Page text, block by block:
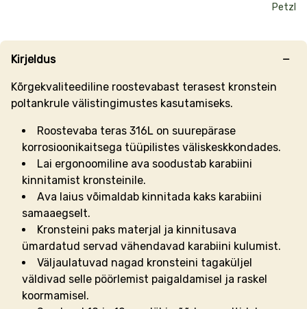
Petzl
Kirjeldus
Kõrgekvaliteediline roostevabast terasest kronstein
poltankrule välistingimustes kasutamiseks.
Roostevaba teras 316L on suurepärase
korrosioonikaitsega tüüpilistes väliskeskkondades.
Lai ergonoomiline ava soodustab karabiini
kinnitamist kronsteinile.
Ava laius võimaldab kinnitada kaks karabiini
samaaegselt.
Kronsteini paks materjal ja kinnitusava
ümardatud servad vähendavad karabiini kulumist.
Väljaulatuvad nagad kronsteini tagaküljel
väldivad selle pöörlemist paigaldamisel ja raskel
koormamisel.